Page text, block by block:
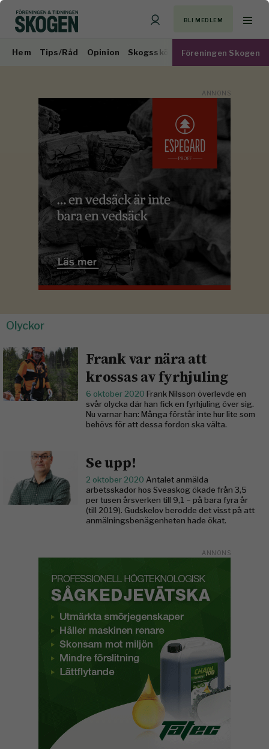
BLI MEDLEM
Hem Tips/Råd Opinion Skogsskötsel Virkesmarknad
Föreningen Skogen
Olyckor
Frank var nära att
krossas av fyrhjuling
6 oktober 2020 Frank Nilsson överlevde en
svår olycka där han fick en fyrhjuling över sig.
Nu varnar han: Många förstår inte hur lite som
behövs för att dessa fordon ska välta.
Se upp!
2 oktober 2020 Antalet anmälda
arbetsskador hos Sveaskog ökade från 3,5
per tusen årsverken till 9,1 – på bara fyra år
(till 2019). Gudskelov berodde det visst på att
anmälningsbenägenheten hade ökat.